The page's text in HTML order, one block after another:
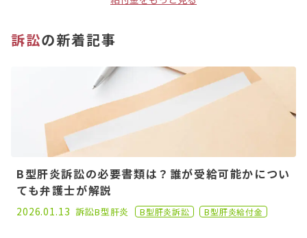
訴訟の新着記事
B型肝炎訴訟の必要書類は？誰が受給可能かについ
ても弁護士が解説
2021.01.25
2026.01.13 訴訟B型肝炎 B型肝炎訴訟 B型肝炎給付金